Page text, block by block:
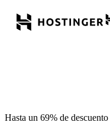
Hasta un 69% de